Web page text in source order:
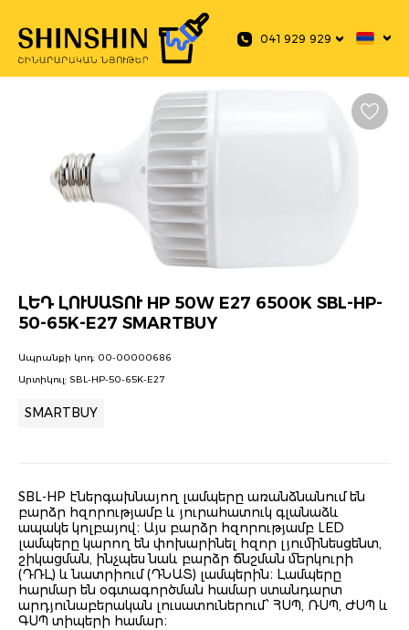
041 929 929
ԼԵԴ ԼՈՒՍԱՏՈՒ HP 50W E27 6500K SBL-HP-
50-65K-E27 SMARTBUY
Ապրանքի կոդ: 00-00000686
Արտիկուլ: SBL-HP-50-65K-E27
SMARTBUY
SBL-HP էներգախնայող լամպերը առանձնանում են
բարձր հզորությամբ և յուրահատուկ գլանաձև
ապակե կոլբայով։ Այս բարձր հզորությամբ LED
լամպերը կարող են փոխարինել հզոր լյումինեսցենտ,
շիկացման, ինչպես նաև բարձր ճնշման մերկուրի
(ԴՌԼ) և նատրիում (ԴՆԱՏ) լամպերին։ Լամպերը
հարմար են օգտագործման համար ստանդարտ
արդյունաբերական լուսատուներում՝ ՀՍՊ, ՌՍՊ, ԺՍՊ և
ԳՍՊ տիպերի համար։